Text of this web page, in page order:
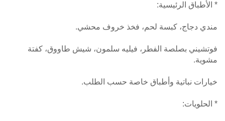
* الأطباق الرئيسية:
مندي دجاج، كبسة لحم، فخذ خروف محشي.
فوتشيني بصلصة الفطر، فيليه سلمون، شيش طاووق، كفتة
مشوية.
خيارات نباتية وأطباق خاصة حسب الطلب.
* الحلويات: